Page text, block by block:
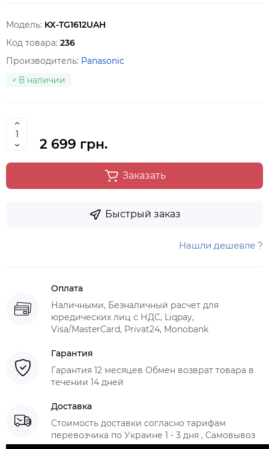
Модель: KX-TG1612UAH
Код товара: 236
Производитель: Panasonic
В наличии
2 699 грн.
Заказать
Быстрый заказ
Нашли дешевле ?
Оплата
Наличными, Безналичный расчет для
юредических лиц с НДС, Liqpay,
Visa/MasterCard, Privat24, Monobank
Гарантия
Гарантия 12 месяцев Обмен возврат товара в
течении 14 дней
Доставка
Стоимость доставки согласно тарифам
перевозчика по Украине 1 - 3 дня , Самовывоз